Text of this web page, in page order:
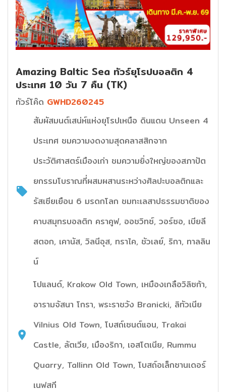
Amazing Baltic Sea ทัวร์ยุโรปบอลติก 4
ประเทศ 10 วัน 7 คืน (TK)
ทัวร์โค๊ด GWHD260245
สัมผัสมนต์เสน่ห์แห่งยุโรปเหนือ ดินแดน Unseen 4
ประเทศ ชมความงดงามสุดคลาสสิกจาก
ประวัติศาสตร์เมืองเก่า ชมความยิ่งใหญ่ของสภาปัต
ยกรรมโบราณที่ผสมผสานระหว่างศิลปะบอลติกและ
รัสเซียเยือน 6 มรดกโลก ชมทะเลสาปธรรมชาติของ
คาบสมุทรบอลติก คราคูฟ, ออชวิทซ์, วอร์ซอ, เบียลี
สตอก, เคานัส, วิลนีอุส, ทราไค, ชัวเลย์, ริกา, ทาลลิน
น์
โปแลนด์, Krakow Old Town, เหมืองเกลือวิลิซก้า,
อารามจัสนา โกรา, พระราชวัง Branicki, ลิทัวเนีย
Vilnius Old Town, โบสถ์เซนต์แอน, Trakai
Castle, ลัตเวีย, เมืองริกา, เอสโตเนีย, Rummu
Quarry, Tallinn Old Town, โบสถ์อเล็กซานเดอร์
เนฟสกี